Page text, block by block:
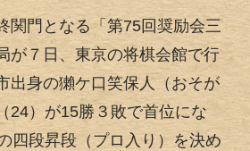
門となる「第75回奨励会三
が７日、東京の将棋会館で行
出身の獺ケ口笑保人（おそが
24）が15勝３敗で首位にな
四段昇段（プロ入り）を決め